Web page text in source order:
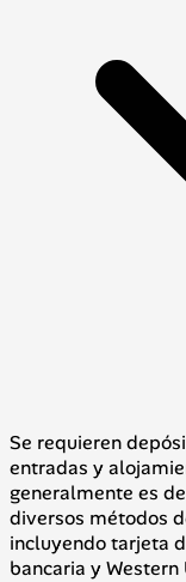
Se requieren
entradas y
generalmente es
diversos métodos
incluyendo tarjeta
bancaria y Western